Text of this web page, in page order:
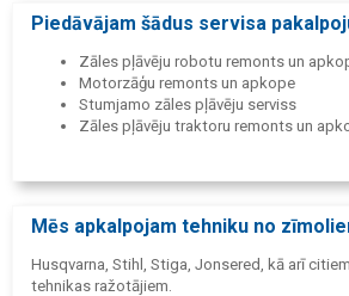
instrumenti, laistīšanas piederumi, augsne,
citas preces dārzam.
Mūsu mērķis ir piedāvāt jums kvalitatīvu un
sniegt profesionālas konsultācijas un servisu.
Tikai sakoptā vidē var attīrīt prātu un iegūt
Piedāvājam šādus servisa
Zāles pļāvēju robotu remonts un
Motorzāģu remonts un apkope
Stumjamo zāles pļāvēju serviss
Zāles pļāvēju traktoru remonts un
Mēs apkalpojam tehniku no
Husqvarna, Stihl, Stiga, Jonsered, kā arī
tehnikas ražotājiem.